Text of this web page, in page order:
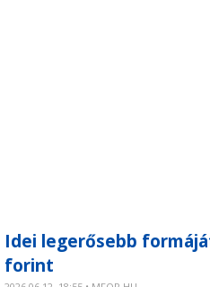
Idei legerősebb
forint